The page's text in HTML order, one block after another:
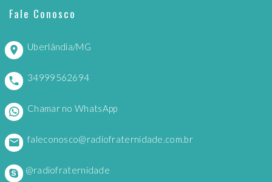
Fale Conosco
Uberlândia/MG
34999562694
Chamar no WhatsApp
faleconosco@radiofraternidade.com.br
@radiofraternidade